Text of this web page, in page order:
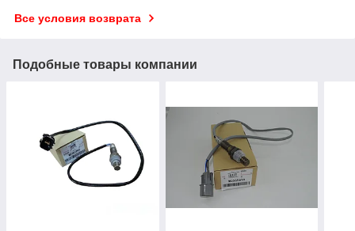
Все условия возврата
Подобные товары компании